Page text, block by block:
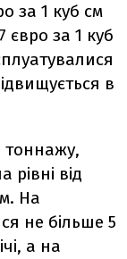
за 1 куб см
євро за 1 куб
в
тоннажу,
рівні від
На
не більше 5
а на